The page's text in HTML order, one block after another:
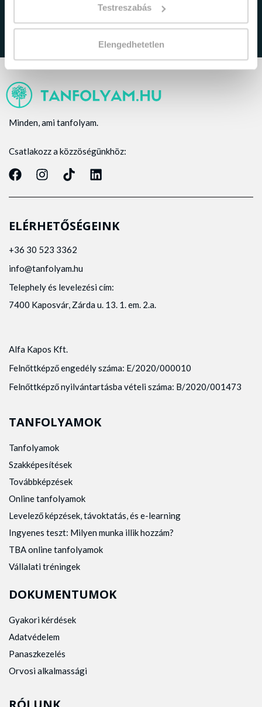
Testreszabás
Elengedhetetlen
Minden, ami tanfolyam.
Csatlakozz a közzöségünkhöz:
ELÉRHETŐSÉGEINK
+36 30 523 3362
info@tanfolyam.hu
Telephely és levelezési cím:
7400 Kaposvár, Zárda u. 13. 1. em. 2.a.
Alfa Kapos Kft.
Felnőttképző engedély száma: E/2020/000010
Felnőttképző nyilvántartásba vételi száma: B/2020/001473
TANFOLYAMOK
Tanfolyamok
Szakképesítések
Továbbképzések
Online tanfolyamok
Levelező képzések, távoktatás, és e-learning
Ingyenes teszt: Milyen munka illik hozzám?
TBA online tanfolyamok
Vállalati tréningek
DOKUMENTUMOK
Gyakori kérdések
Adatvédelem
Panaszkezelés
Orvosi alkalmassági